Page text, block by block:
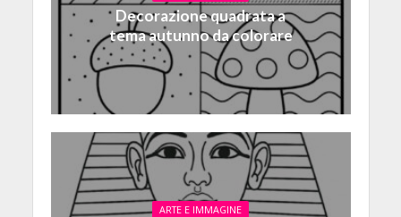
Decorazione quadrata a
tema autunno da colorare
ARTE E IMMAGINE